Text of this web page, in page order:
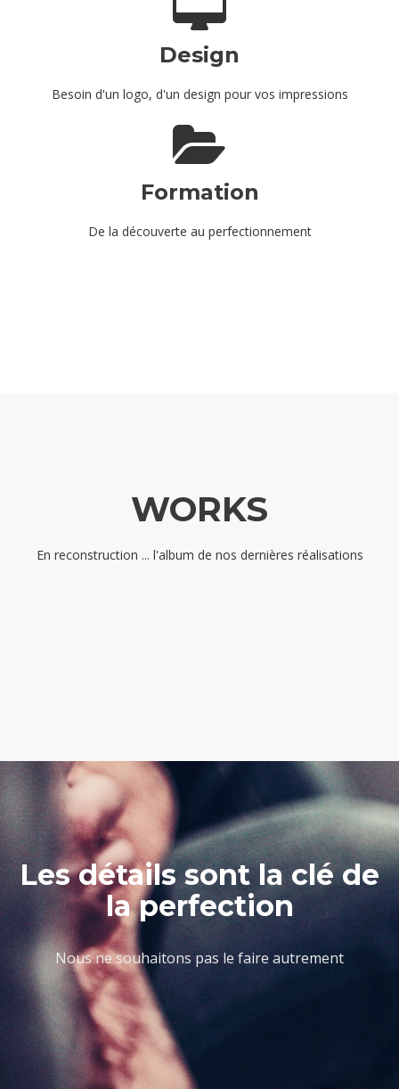
Design
Besoin d'un logo, d'un design pour vos impressions
Formation
De la découverte au perfectionnement
WORKS
En reconstruction ... l'album de nos dernières réalisations
Les détails sont la clé de
la perfection
Nous ne souhaitons pas le faire autrement